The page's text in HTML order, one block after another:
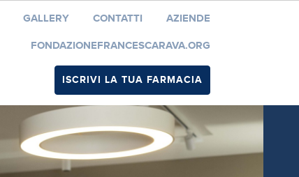
GALLERY CONTATTI AZIENDE
FONDAZIONEFRANCESCARAVA.ORG
ISCRIVI LA TUA FARMACIA